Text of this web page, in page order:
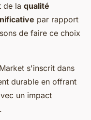
de la qualité
par rapport
de faire ce choix
s'inscrit dans
durable en offrant
un impact